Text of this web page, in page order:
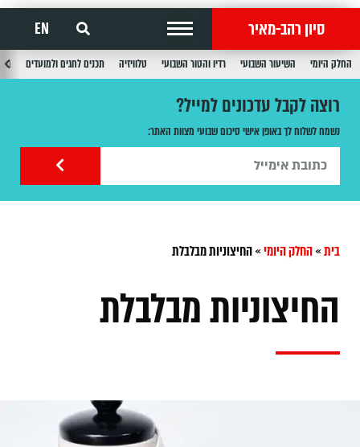
סיון רהב-מאיר EN
החלק היומי השיעור השבועי רדיו והטור השבועי טלוויזיה תכנים לחגים ולמועדים
רוצה לקבל עדכונים למייל?
נשמח לשלוח לך באופן אישי סיכום שבועי מצוות האתר:
בית»החלק היומי»החיצוניות מבלבלת
החיצוניות מבלבלת